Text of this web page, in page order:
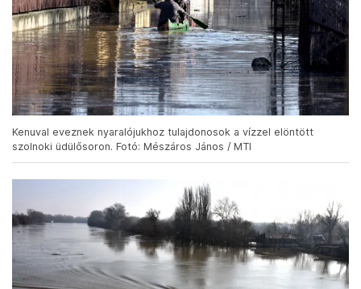
Kenuval eveznek nyaralójukhoz tulajdonosok a vízzel elöntött
szolnoki üdülősoron. Fotó: Mészáros János / MTI